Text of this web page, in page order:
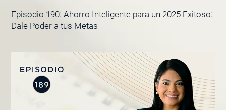
Episodio 190: Ahorro Inteligente para un 2025 Exitoso:
Dale Poder a tus Metas